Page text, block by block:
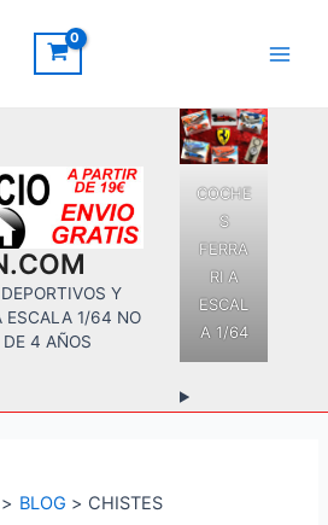
Y
ESCALA 1/64 NO
4 AÑOS
COCHE
S
FERRA
RI A
ESCAL
A 1/64
BLOG CHISTES